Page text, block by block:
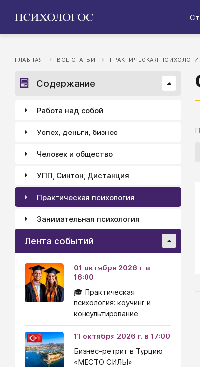
ГЛАВНАЯ ВСЕ СТАТЬИ ПРАКТИЧЕСКАЯ
Содержание
Работа над собой
Успех, деньги, бизнес
Человек и общество
УПП, Синтон, Дистанция
Практическая психология
Занимательная психология
Лента событий
01 октября 2026 г. в
16:00
🎓 Практическая
психология: коучинг и
консультирование
11 октября 2026 г. в 17:00
Бизнес-ретрит в Турцию
«МЕСТО СИЛЫ»